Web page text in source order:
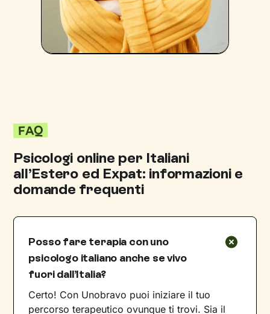
FAQ
Psicologi online per Italiani
all’Estero ed Expat: informazioni e
domande frequenti
Posso fare terapia con uno
psicologo italiano anche se vivo
fuori dall’Italia?
Certo! Con Unobravo puoi iniziare il tuo
percorso terapeutico ovunque ti trovi. Sia il